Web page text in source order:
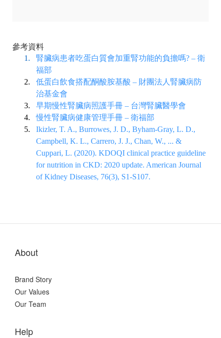
參考資料
腎臟病患者吃蛋白質會加重腎功能的負擔嗎? – 衛
福部
低蛋白飲食搭配酮酸胺基酸 – 財團法人腎臟病防
治基金會
早期慢性腎臟病照護手冊 – 台灣腎臟醫學會
慢性腎臟病健康管理手冊 – 衛福部
Ikizler, T. A., Burrowes, J. D., Byham-Gray, L. D.,
Campbell, K. L., Carrero, J. J., Chan, W., ... &
Cuppari, L. (2020). KDOQI clinical practice guideline
for nutrition in CKD: 2020 update. American Journal
of Kidney Diseases, 76(3), S1-S107.
About
Brand Story
Our Values
Our Team
Help